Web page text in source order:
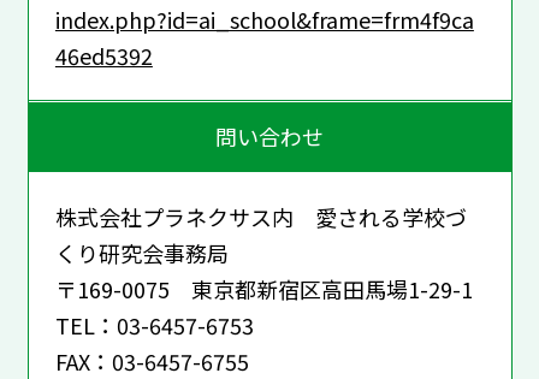
index.php?id=ai_school&frame=frm4f9ca
46ed5392
問い合わせ
株式会社プラネクサス内 愛される学校づ
くり研究会事務局
〒169-0075 東京都新宿区高田馬場1-29-1
TEL：03-6457-6753
FAX：03-6457-6755